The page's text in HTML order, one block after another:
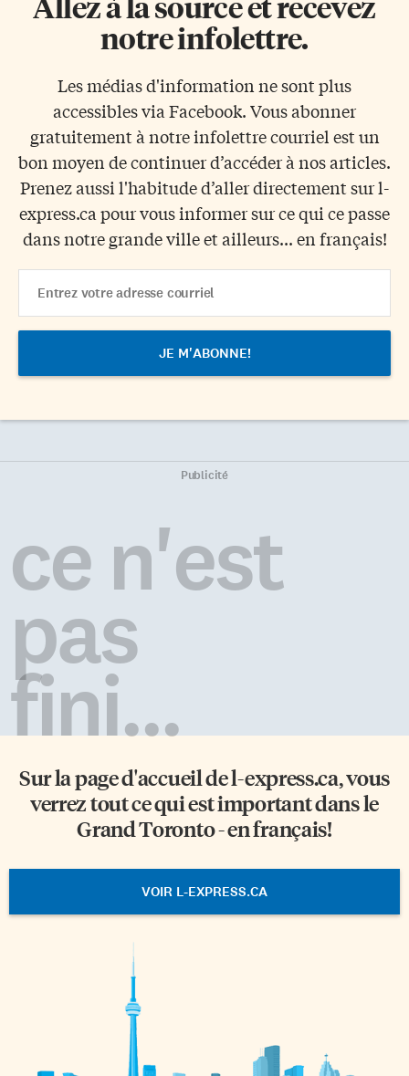
Allez à la source et recevez
notre infolettre.
Les médias d'information ne sont plus
accessibles via Facebook. Vous abonner
gratuitement à notre infolettre courriel est un
bon moyen de continuer d’accéder à nos articles.
Prenez aussi l'habitude d’aller directement sur l-
express.ca pour vous informer sur ce qui ce passe
dans notre grande ville et ailleurs... en français!
Address
Publicité
ce n'est
pas
fini...
Sur la page d'accueil del-express.ca, vous
verrez tout ce qui est important dans le
Grand Toronto - en français!
VOIR L-EXPRESS.CA